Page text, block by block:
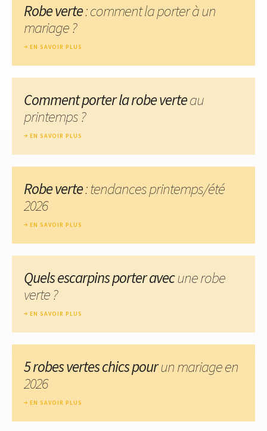
Robe verte: comment la porter à un
mariage ?
EN SAVOIR PLUS
Comment porter la robe verteau
printemps ?
EN SAVOIR PLUS
Robe verte: tendances printemps/été
2026
EN SAVOIR PLUS
Quels escarpins porter avecune robe
verte ?
EN SAVOIR PLUS
5 robes vertes chics pourun mariage en
2026
EN SAVOIR PLUS